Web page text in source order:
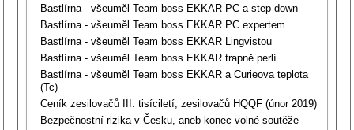
Bastlírna - všeuměl Team boss EKKAR PC a step down
Bastlírna - všeuměl Team boss EKKAR PC expertem
Bastlírna - všeuměl Team boss EKKAR Lingvistou
Bastlírna - všeuměl Team boss EKKAR trapně perlí
Bastlírna - všeuměl Team boss EKKAR a Curieova teplota
(Tc)
Ceník zesilovačů III. tisíciletí, zesilovačů HQQF (únor 2019)
Bezpečnostní rizika v Česku, aneb konec volné soutěže